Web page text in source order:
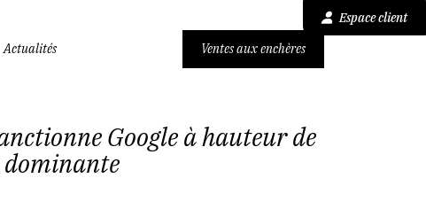
Espace client
Actualités Ventes aux enchères
Google à hauteur de
dominante